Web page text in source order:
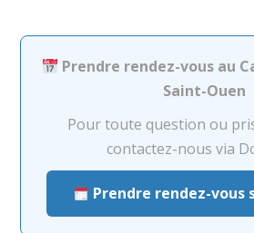
Prendre rendez-vous au
Saint-Ouen
Pour toute question ou
contactez-nous via
Prendre rendez-vous